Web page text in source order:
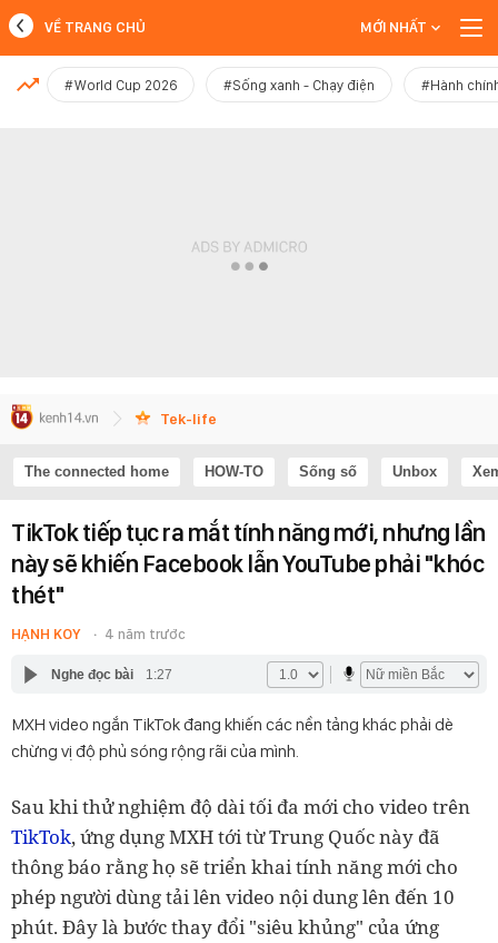
MỚI NHẤT
VỀ TRANG CHỦ MỚI NHẤT
#World Cup 2026 #Sống xanh - Chạy điện #Hành
Tek-life
The connected home HOW-TO Sống số Unbox
TikTok tiếp tục ra mắt tính năng mới, nhưng lần
này sẽ khiến Facebook lẫn YouTube phải "khóc
thét"
HẠNH KOY 4 năm trước
Nghe đọc bài 1:27
MXH video ngắn TikTok đang khiến các nền tảng khác phải dè
chừng vị độ phủ sóng rộng rãi của mình.
Sau khi thử nghiệm độ dài tối đa mới cho video trên
TikTok,ứng dụng MXH tới từ Trung Quốc này đã
thông báo rằng họ sẽ triển khai tính năng mới cho
phép người dùng tải lên video nội dung lên đến 10
phút. Đây là bước thay đổi "siêu khủng" của ứng